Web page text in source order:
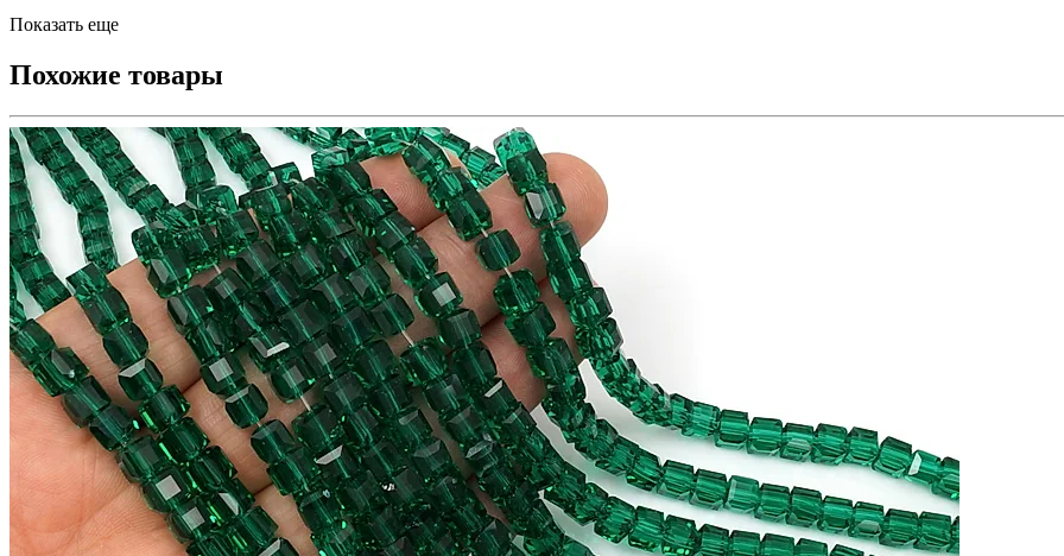
Показать еще
Похожие товары